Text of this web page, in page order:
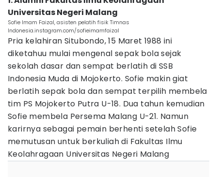
Universitas Negeri Malang
Sofie Imam Faizal, asisten pelatih fisik Timnas
Indonesia.instagram.com/sofieimamfaizal
Pria kelahiran Situbondo, 15 Maret 1988 ini
diketahuu mulai mengenal sepak bola sejak
sekolah dasar dan sempat berlatih di SSB
Indonesia Muda di Mojokerto. Sofie makin giat
berlatih sepak bola dan sempat terpilih membela
tim PS Mojokerto Putra U-18. Dua tahun kemudian
Sofie membela Persema Malang U-21. Namun
karirnya sebagai pemain berhenti setelah Sofie
memutusan untuk berkuliah di Fakultas Ilmu
Keolahragaan Universitas Negeri Malang